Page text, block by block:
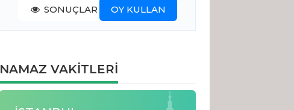
SONUÇLAR OY KULLAN
NAMAZ VAKİTLERİ